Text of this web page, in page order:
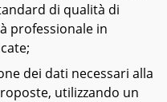
di qualità di
professionale in
dei dati necessari alla
utilizzando un